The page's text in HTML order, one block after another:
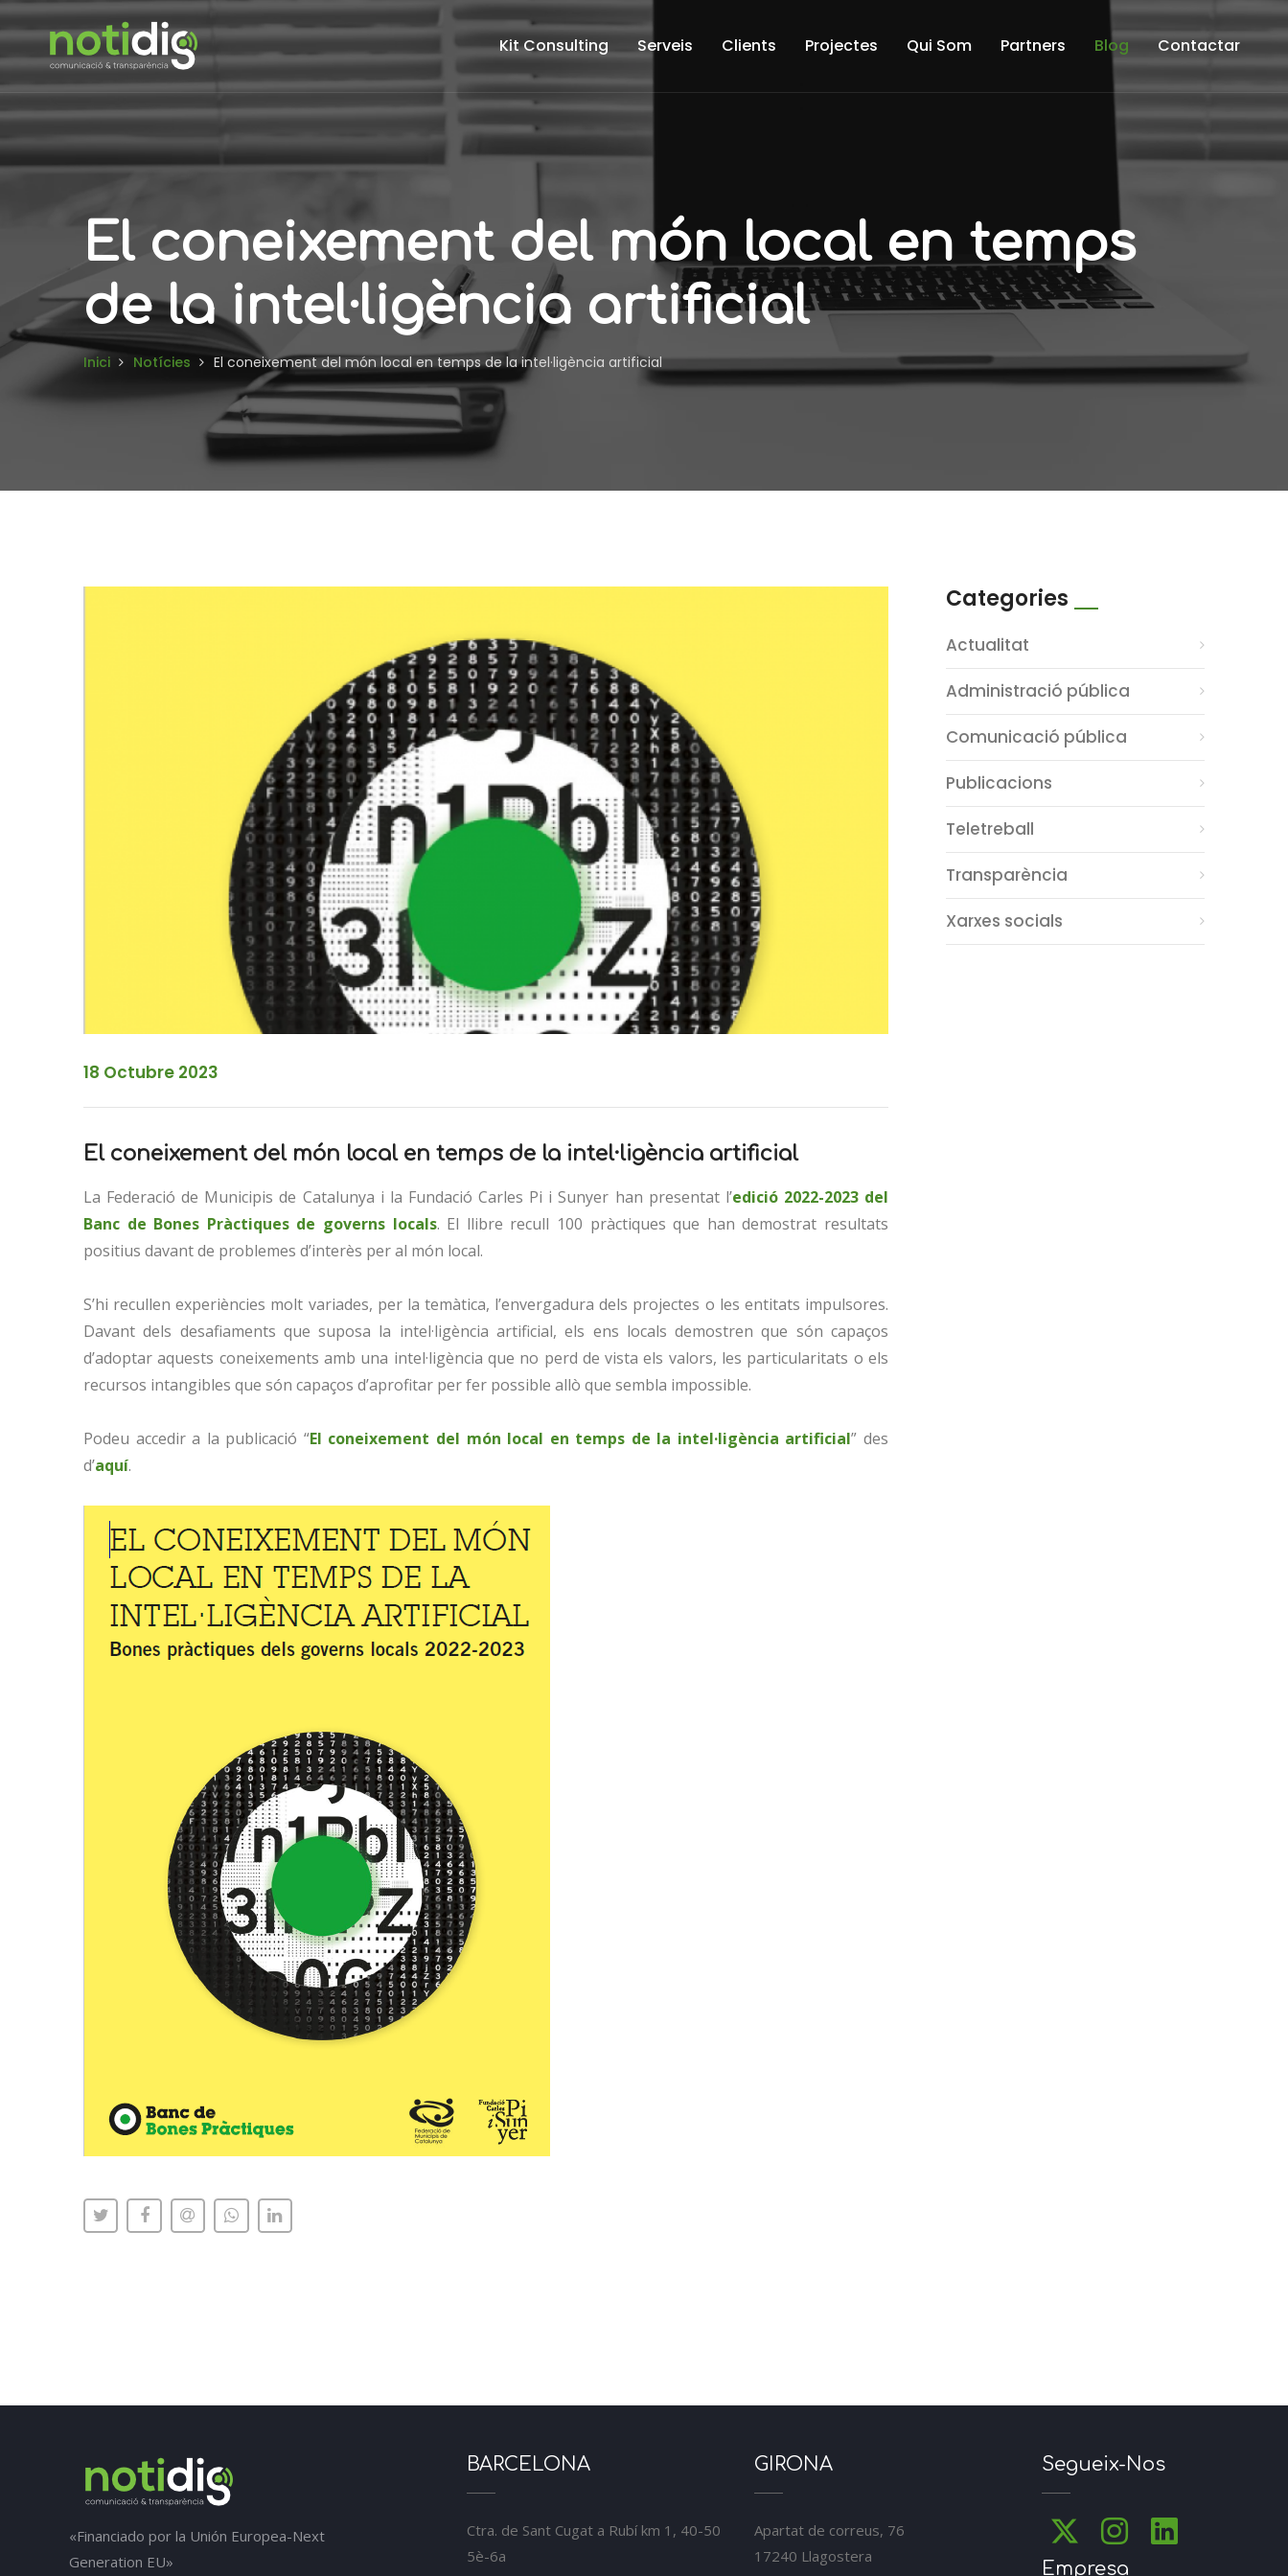
Kit Consulting Serveis Clients Projectes Qui Som Partners Blog Contactar
El coneixement del món local en temps
de la intel·ligència artificial
Inici Notícies El coneixement del món local en temps de la intel·ligència artificial
18 Octubre 2023
El coneixement del món local en temps de la intel·ligència artificial
La Federació de Municipis de Catalunya i la Fundació Carles Pi i Sunyer han presentat l’edició 2022-2023 del
Banc de Bones Pràctiques de governs locals. El llibre recull 100 pràctiques que han demostrat resultats
positius davant de problemes d’interès per al món local.
S’hi recullen experiències molt variades, per la temàtica, l’envergadura dels projectes o les entitats impulsores.
Davant dels desafiaments que suposa la intel·ligència artificial, els ens locals demostren que són capaços
d’adoptar aquests coneixements amb una intel·ligència que no perd de vista els valors, les particularitats o els
recursos intangibles que són capaços d’aprofitar per fer possible allò que sembla impossible.
Podeu accedir a la publicació “El coneixement del món local en temps de la intel·ligència artificial” des
d’aquí.
Categories
Actualitat
Administració pública
Comunicació pública
Publicacions
Teletreball
Transparència
Xarxes socials
«Financiado por la Unión Europea-Next
Generation EU»
BARCELONA
Ctra. de Sant Cugat a Rubí km 1, 40-50
5è-6a
GIRONA
Apartat de correus, 76
17240 Llagostera
Segueix-Nos
Empresa